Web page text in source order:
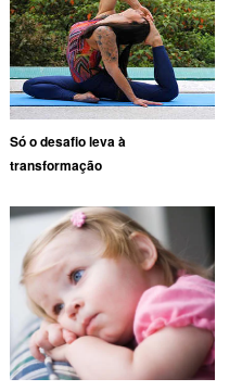
Só o desafio leva à
transformação